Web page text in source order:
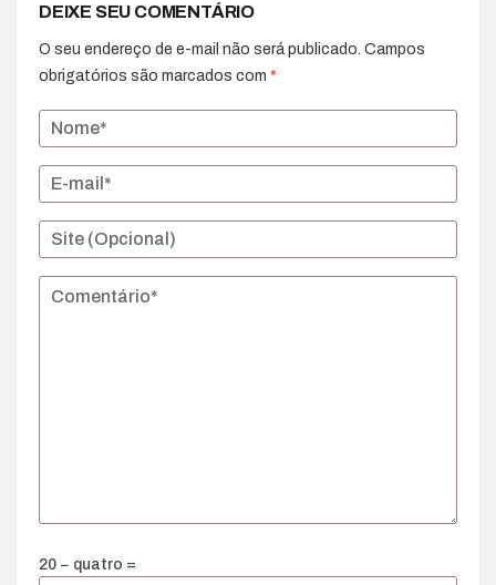
DEIXE SEU COMENTÁRIO
O seu endereço de e-mail não será publicado. Campos
obrigatórios são marcados com *
20 − quatro =